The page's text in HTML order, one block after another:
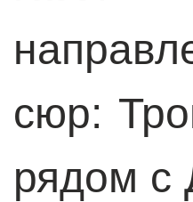
сюр:
рядом с